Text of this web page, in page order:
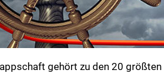
gehört zu den 20